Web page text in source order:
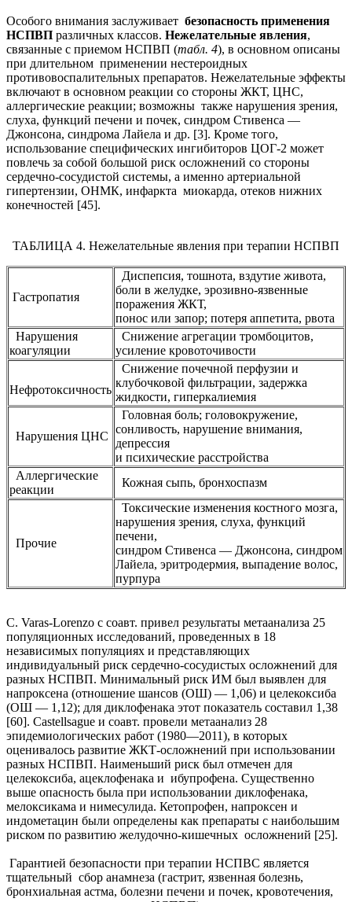
Особого внимания заслуживает безопасность применения
НСПВП различных классов. Нежелательные явления,
связанные с приемом НСПВП (табл. 4), в основном описаны
при длительном применении нестероидных
противовоспалительных препаратов. Нежелательные эффекты
включают в основном реакции со стороны ЖКТ, ЦНС,
аллергические реакции; возможны также нарушения зрения,
слуха, функций печени и почек, синдром Стивенса —
Джонсона, синдрома Лайела и др. [3]. Кроме того,
использование специфических ингибиторов ЦОГ-2 может
повлечь за собой большой риск осложнений со стороны
сердечно-сосудистой системы, а именно артериальной
гипертензии, ОНМК, инфаркта миокарда, отеков нижних
конечностей [45].
ТАБЛИЦА 4. Нежелательные явления при терапии НСПВП
Гастропатия
Диспепсия, тошнота, вздутие живота,
боли в желудке, эрозивно-язвенные
поражения ЖКТ,
понос или запор; потеря аппетита, рвота
Нарушения
коагуляции
Снижение агрегации тромбоцитов,
усиление кровоточивости
Нефротоксичность
Снижение почечной перфузии и
клубочковой фильтрации, задержка
жидкости, гиперкалиемия
Нарушения ЦНС
Головная боль; головокружение,
сонливость, нарушение внимания,
депрессия
и психические расстройства
Аллергические
реакции
Кожная сыпь, бронхоспазм
Прочие
Токсические изменения костного мозга,
нарушения зрения, слуха, функций
печени,
синдром Стивенса — Джонсона, синдром
Лайела, эритродермия, выпадение волос,
пурпура
C. Varas-Lorenzo с соавт. привел результаты метаанализа 25
популяционных исследований, проведенных в 18
независимых популяциях и представляющих
индивидуальный риск сердечно-сосудистых осложнений для
разных НСПВП. Минимальный риск ИМ был выявлен для
напроксена (отношение шансов (ОШ) — 1,06) и целекоксиба
(ОШ — 1,12); для диклофенака этот показатель составил 1,38
[60]. Castellsague и соавт. провели метаанализ 28
эпидемиологических работ (1980—2011), в которых
оценивалось развитие ЖКТ-осложнений при использовании
разных НСПВП. Наименьший риск был отмечен для
целекоксиба, ацеклофенака и ибупрофена. Существенно
выше опасность была при использовании диклофенака,
мелоксикама и нимесулида. Кетопрофен, напроксен и
индометацин были определены как препараты с наибольшим
риском по развитию желудочно-кишечных осложнений [25].
Гарантией безопасности при терапии НСПВС является
тщательный сбор анамнеза (гастрит, язвенная болезнь,
бронхиальная астма, болезни печени и почек, кровотечения,